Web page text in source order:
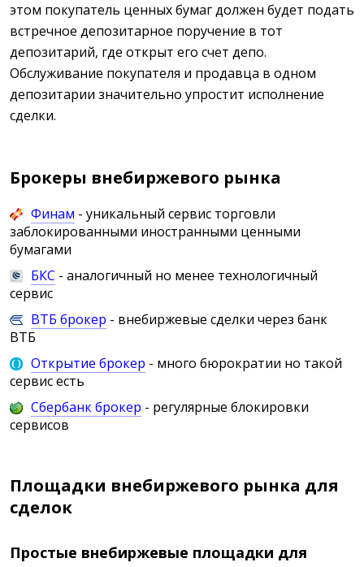
этом покупатель ценных бумаг должен будет подать
встречное депозитарное поручение в тот
депозитарий, где открыт его счет депо.
Обслуживание покупателя и продавца в одном
депозитарии значительно упростит исполнение
сделки.
Брокеры внебиржевого рынка
Финам - уникальный сервис торговли
заблокированными иностранными ценными
бумагами
БКС - аналогичный но менее технологичный
сервис
ВТБ брокер - внебиржевые сделки через банк
ВТБ
Открытие брокер - много бюрократии но такой
сервис есть
Сбербанк брокер - регулярные блокировки
сервисов
Площадки внебиржевого рынка для
сделок
Простые внебиржевые площадки для